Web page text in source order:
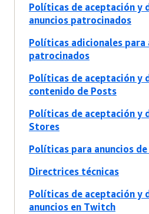
Políticas de aceptación y
anuncios patrocinados
Políticas adicionales para
patrocinados
Políticas de aceptación y
contenido de Posts
Políticas de aceptación y
Stores
Políticas para anuncios
Directrices técnicas
Políticas de aceptación y
anuncios en Twitch